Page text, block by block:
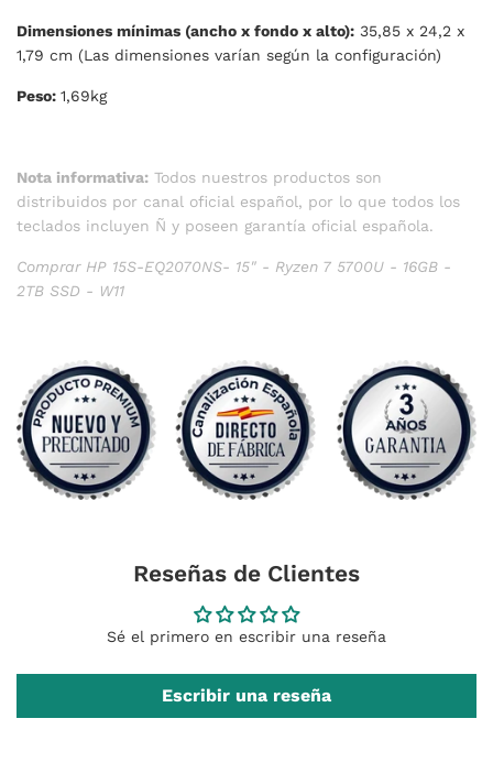
Dimensiones mínimas (ancho x fondo x alto): 35,85 x 24,2 x
1,79 cm (Las dimensiones varían según la configuración)
Peso: 1,69kg
Nota informativa: Todos nuestros productos son
distribuidos por canal oficial español, por lo que todos los
teclados incluyen Ñ y poseen garantía oficial española.
Comprar HP 15S-EQ2070NS- 15" - Ryzen 7 5700U - 16GB -
2TB SSD - W11
Reseñas de Clientes
Sé el primero en escribir una reseña
Escribir una reseña